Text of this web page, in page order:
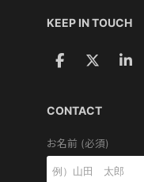
KEEP IN TOUCH
CONTACT
お名前 (必須)